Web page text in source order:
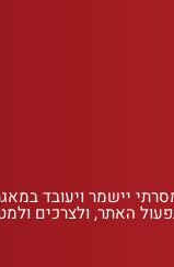
יישמר ויעובד
האתר, ולצרכים